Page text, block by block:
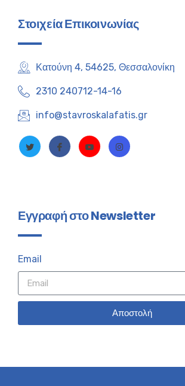
Στοιχεία Επικοινωνίας
Κατούνη 4, 54625, Θεσσαλονίκη
2310 240712-14-16
info@stavroskalafatis.gr
Εγγραφή στο Newsletter
Email
Αποστολή